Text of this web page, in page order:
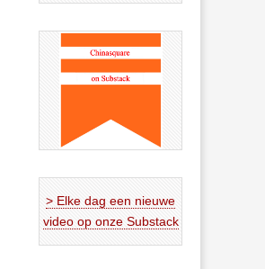
> Elke dag een nieuwe
video op onze Substack